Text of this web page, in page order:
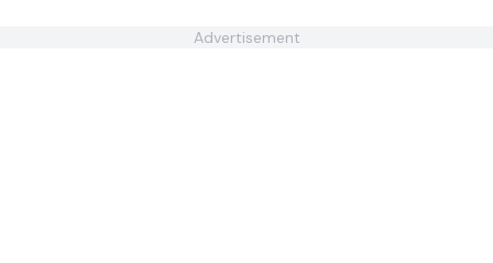
Advertisement